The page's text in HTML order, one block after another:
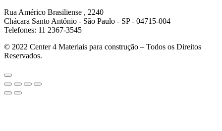
Rua Américo Brasiliense , 2240
Chácara Santo Antônio - São Paulo - SP - 04715-004
Telefones: 11 2367-3545
© 2022 Center 4 Materiais para construção – Todos os Direitos
Reservados.